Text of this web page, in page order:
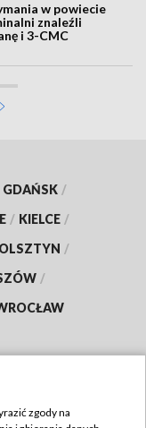
w powiecie
znaleźli
i 3-CMC
GDAŃSK /
/ KIELCE /
OLSZTYN /
/
zgody na